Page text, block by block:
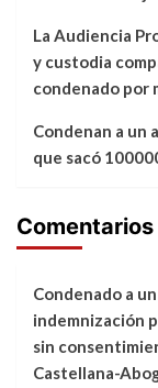
La Audiencia
y custodia
condenado por
Condenan a un
que sacó
Condenado a
indemnización
sin
Castellana-